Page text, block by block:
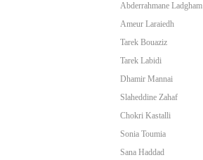
Abderrahmane Ladgham
Ameur Laraiedh
Tarek Bouaziz
Tarek Labidi
Dhamir Mannai
Slaheddine Zahaf
Chokri Kastalli
Sonia Toumia
Sana Haddad